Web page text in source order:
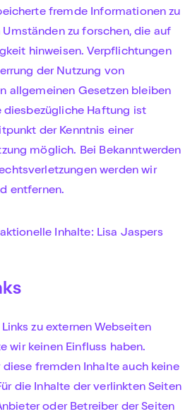
fremde Informationen zu
zu forschen, die auf
hinweisen. Verpflichtungen
der Nutzung von
allgemeinen Gesetzen bleiben
diesbezügliche Haftung ist
der Kenntnis einer
möglich. Bei Bekanntwerden
werden wir
entfernen.
Inhalte: Lisa Jaspers
zu externen Webseiten
wir keinen Einfluss haben.
fremden Inhalte auch keine
die Inhalte der verlinkten Seiten
oder Betreiber der Seiten